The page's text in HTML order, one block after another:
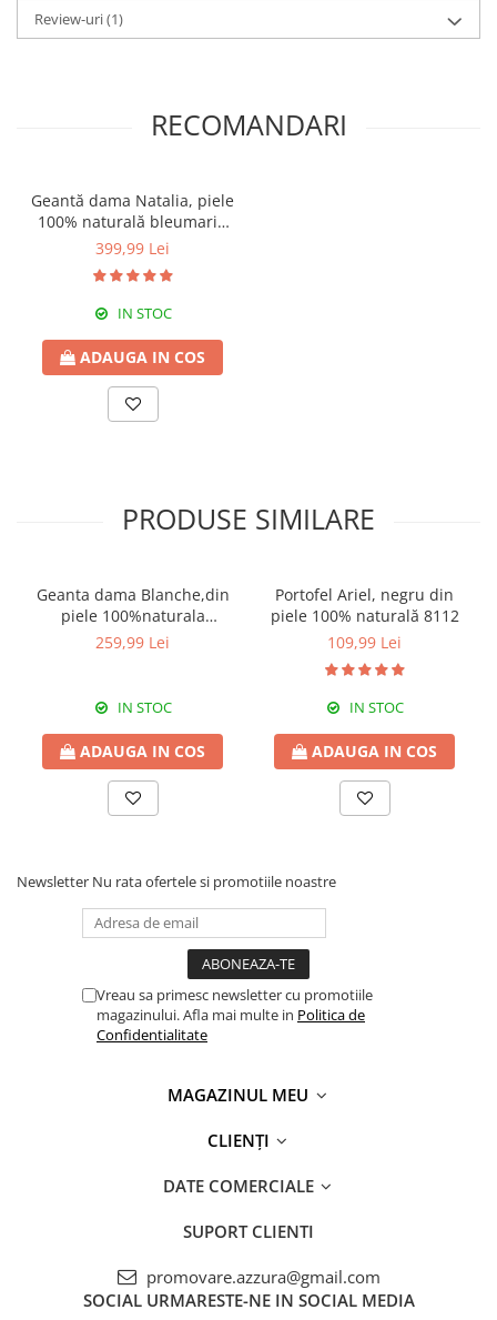
Review-uri(1)
RECOMANDARI
Geantă dama Natalia, piele
100% naturală bleumarin
cu aspect matlasat,lant
auriu 8001
399,99 Lei
IN STOC
ADAUGA IN COS
PRODUSE SIMILARE
Geanta dama Blanche,din
piele 100%naturala
Italia,8246,negru
259,99 Lei
IN STOC
ADAUGA IN COS
Portofel Ariel, negru din
piele 100% naturală 8112
109,99 Lei
IN STOC
ADAUGA IN COS
Newsletter Nu rata ofertele si promotiile noastre
Vreau sa primesc newsletter cu promotiile
magazinului. Afla mai multe in Politica de
Confidentialitate
MAGAZINUL MEU
CLIENȚI
DATE COMERCIALE
SUPORT CLIENTI
promovare.azzura@gmail.com
SOCIAL URMARESTE-NE IN SOCIAL MEDIA